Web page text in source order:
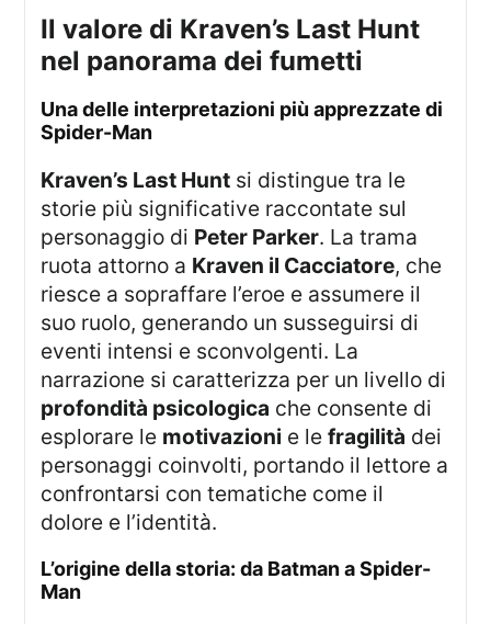
il valore di Kraven’s Last Hunt
nel panorama dei fumetti
una delle interpretazioni più apprezzate di
Spider-Man
Kraven’s Last Hunt si distingue tra le
storie più significative raccontate sul
personaggio di Peter Parker. La trama
ruota attorno a Kraven il Cacciatore, che
riesce a sopraffare l’eroe e assumere il
suo ruolo, generando un susseguirsi di
eventi intensi e sconvolgenti. La
narrazione si caratterizza per un livello di
profondità psicologica che consente di
esplorare le motivazioni e lefragilità dei
personaggi coinvolti, portando il lettore a
confrontarsi con tematiche come il
dolore e l’identità.
l’origine della storia: da Batman a Spider-
Man